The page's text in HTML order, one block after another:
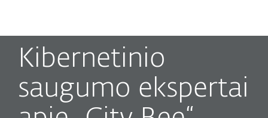
Kibernetinio
saugumo ekspertai